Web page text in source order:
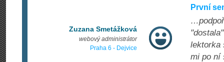
Zuzana Smetážková
webový administrátor
Praha 6 - Dejvice
První
lektorka
mi po ní